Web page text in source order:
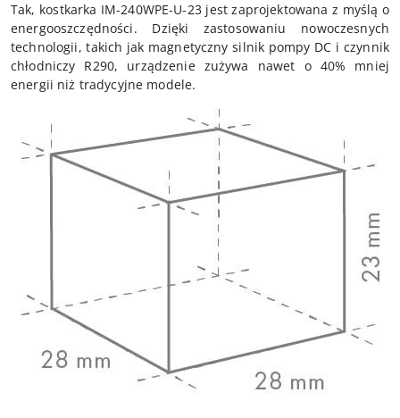
Tak, kostkarka IM-240WPE-U-23 jest zaprojektowana z myślą o
energooszczędności. Dzięki zastosowaniu nowoczesnych
technologii, takich jak magnetyczny silnik pompy DC i czynnik
chłodniczy R290, urządzenie zużywa nawet o 40% mniej
energii niż tradycyjne modele.